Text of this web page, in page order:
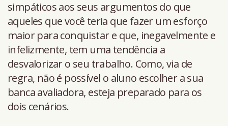
simpáticos aos seus argumentos do que
aqueles que você teria que fazer um esforço
maior para conquistar e que, inegavelmente e
infelizmente, tem uma tendência a
desvalorizar o seu trabalho. Como, via de
regra, não é possível o aluno escolher a sua
banca avaliadora, esteja preparado para os
dois cenários.